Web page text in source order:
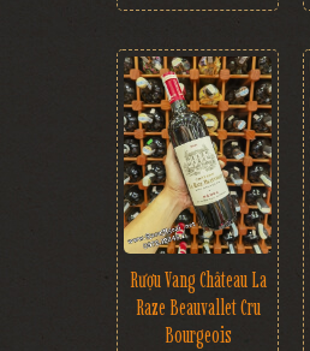
Rượu Vang Château La
Raze Beauvallet Cru
Bourgeois